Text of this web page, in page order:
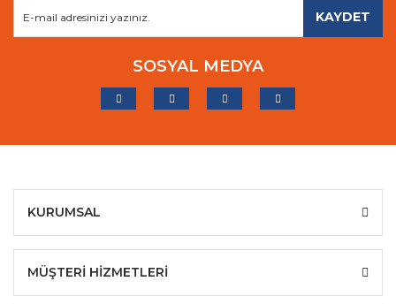
KAYDET
SOSYAL MEDYA
KURUMSAL
MÜŞTERİ HİZMETLERİ